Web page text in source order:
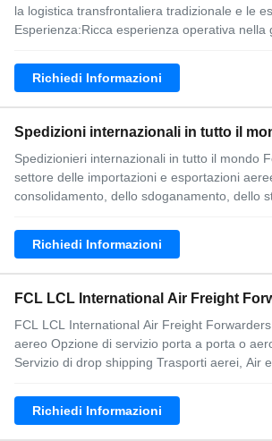
la logistica transfrontaliera tradizionale e le
Esperienza:Ricca esperienza operativa nella
Richiedi Informazioni
Spedizioni internazionali in tutto il
Spedizionieri internazionali in tutto il mondo
settore delle importazioni e esportazioni
consolidamento, dello sdoganamento, dello
Richiedi Informazioni
FCL LCL International Air Freight
FCL LCL International Air Freight
aereo Opzione di servizio porta a porta o
Servizio di drop shipping Trasporti aerei, Air
Richiedi Informazioni